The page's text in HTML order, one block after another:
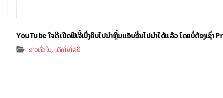
YouTube ໃຈດີ ເປີດຟີເຈີ້ເບິ່ງຄິບໄປນຳຫຼິ້ນແອັບອື່ນໄປນຳໄດ້ແລ້ວ ໂດຍບໍ່ຕ້ອງເຊົ່າ
ຂ່າວທົ່ວໄປ, ເທັກໂນໂລຢີ